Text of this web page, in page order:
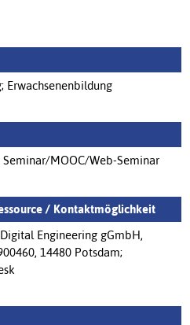
Erwachsenenbildung
MOOC/Web-Seminar
/ Kontaktmöglichkeit
Engineering gGmbH,
14480 Potsdam;